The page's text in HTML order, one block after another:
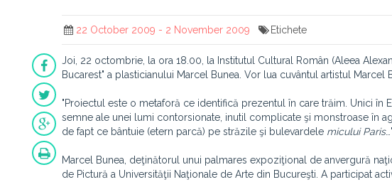
22 October 2009 - 2 November 2009 Etichete
Joi, 22 octombrie, la ora 18.00, la Institutul Cultural Român (Aleea
Bucarest" a plasticianului Marcel Bunea. Vor lua cuvântul artistul Marcel
"Proiectul este o metaforă ce identifică prezentul în care trăim. Unici
semne ale unei lumi contorsionate, inutil complicate şi monstroase în
de fapt ce bântuie (etern parcă) pe străzile şi bulevardele micului Paris
Marcel Bunea, deţinătorul unui palmares expoziţional de anvergură
de Pictură a Universităţii Naţionale de Arte din Bucureşti. A participat